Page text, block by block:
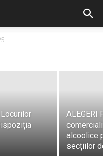
2025.
din
ALEGERI
alcoolice
secțiilor